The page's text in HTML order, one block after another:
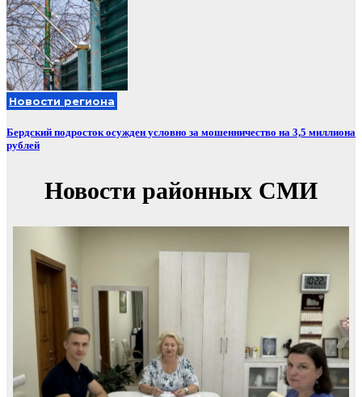
Новости региона
Бердский подросток осужден условно за мошенничество на 3,5 миллиона
рублей